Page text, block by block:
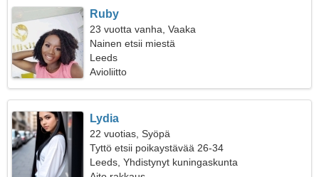
Ruby
23 vuotta vanha, Vaaka
Nainen etsii miestä
Leeds
Avioliitto
Lydia
22 vuotias, Syöpä
Tyttö etsii poikaystävää 26-34
Leeds, Yhdistynyt kuningaskunta